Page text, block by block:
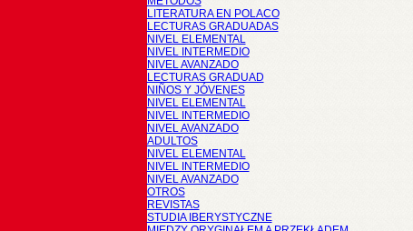
LITERATURA EN POLACO
LECTURAS GRADUADAS
NIVEL ELEMENTAL
NIVEL INTERMEDIO
NIVEL AVANZADO
LECTURAS GRADUAD
NIÑOS Y JÓVENES
NIVEL ELEMENTAL
NIVEL INTERMEDIO
NIVEL AVANZADO
ADULTOS
NIVEL ELEMENTAL
NIVEL INTERMEDIO
NIVEL AVANZADO
OTROS
REVISTAS
STUDIA IBERYSTYCZNE